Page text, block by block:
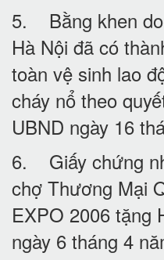
5. Bằng khen do
Hà Nội đã có
toàn vệ sinh lao
cháy nổ theo
UBND ngày 16
6. Giấy chứng
chợ Thương Mại
EXPO 2006 tặng
ngày 6 tháng 4